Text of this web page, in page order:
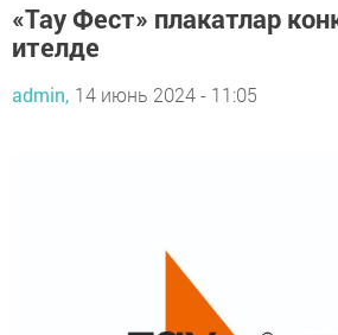
«Тау Фест» плакатлар
ителде
admin, 14 июнь 2024 - 11:05